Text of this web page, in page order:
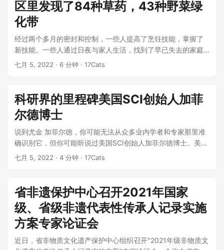
区里发现了84种草药，43种野菜绿
化带
经过两个多月的密封和控制，一些人提高了烹饪技能，掌握了
新技能。一些人通过日夜与家人生活，找到了早已失去的家庭
纽带。一个名叫鲍燕的年轻人在他居...
七月 5, 2022 · 6 分钟 · 17Cats
科研界的里程碑美国SCI创始人加菲
尔德博士
说到尤金 加菲尔德，你可能无法从众多业内学者和专家那里准
确识别它，但你可能听说过美国SCI创始人加菲尔德博士。美国
东部时间2017年2月26日...
七月 5, 2022 · 4 分钟 · 17Cats
省非遗保护中心召开2021年国家
级、省级非遗代表性传承人记录实施
方案专家论证会
近日，省非物质文化遗产保护中心组织召开"2021年级非物质文